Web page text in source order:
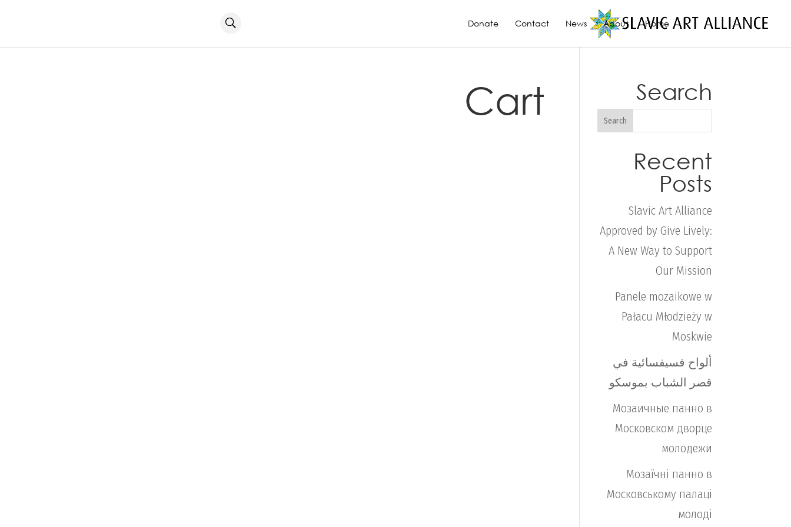
Home
About
News
Contact
Donate
Cart Search
Recent
Posts
Slavic Art Alliance
Approved by Give Lively:
A New Way to Support
Our Mission
Panele mozaikowe w
Pałacu Młodzieży w
Moskwie
ألواح فسيفسائية في
قصر الشباب بموسكو
Мозаичные панно в
Московском дворце
молодежи
Мозаїчні панно в
Московському палаці
молоді